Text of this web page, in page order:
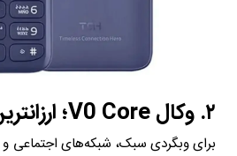
۲. وکال V0 Core؛ ارزانترین گوشی لمسی
برای وبگردی سبک، شبکه‌های اجتماعی